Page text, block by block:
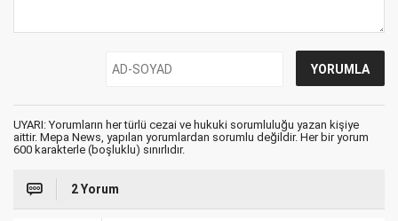
UYARI: Yorumların her türlü cezai ve hukuki sorumluluğu yazan kişiye
aittir. Mepa News, yapılan yorumlardan sorumlu değildir. Her bir yorum
600 karakterle (boşluklu) sınırlıdır.
2 Yorum